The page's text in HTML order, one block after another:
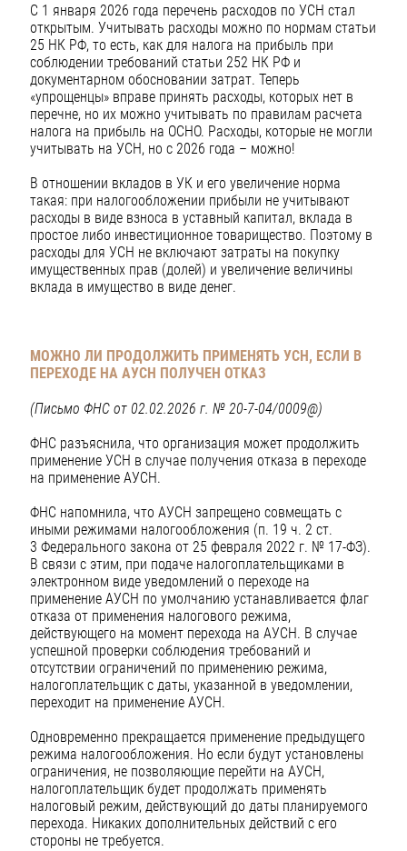
С 1 января 2026 года перечень расходов по УСН стал
открытым. Учитывать расходы можно по нормам статьи
25 НК РФ, то есть, как для налога на прибыль при
соблюдении требований статьи 252 НК РФ и
документарном обосновании затрат. Теперь
«упрощенцы» вправе принять расходы, которых нет в
перечне, но их можно учитывать по правилам расчета
налога на прибыль на ОСНО. Расходы, которые не могли
учитывать на УСН, но с 2026 года – можно!
В отношении вкладов в УК и его увеличение норма
такая: при налогообложении прибыли не учитывают
расходы в виде взноса в уставный капитал, вклада в
простое либо инвестиционное товарищество. Поэтому в
расходы для УСН не включают затраты на покупку
имущественных прав (долей) и увеличение величины
вклада в имущество в виде денег.
МОЖНО ЛИ ПРОДОЛЖИТЬ ПРИМЕНЯТЬ УСН, ЕСЛИ В
ПЕРЕХОДЕ НА АУСН ПОЛУЧЕН ОТКАЗ
(Письмо ФНС от 02.02.2026 г. № 20-7-04/0009@)
ФНС разъяснила, что организация может продолжить
применение УСН в случае получения отказа в переходе
на применение АУСН.
ФНС напомнила, что АУСН запрещено совмещать с
иными режимами налогообложения (п. 19 ч. 2 ст.
3 Федерального закона от 25 февраля 2022 г. № 17-ФЗ).
В связи с этим, при подаче налогоплательщиками в
электронном виде уведомлений о переходе на
применение АУСН по умолчанию устанавливается флаг
отказа от применения налогового режима,
действующего на момент перехода на АУСН. В случае
успешной проверки соблюдения требований и
отсутствии ограничений по применению режима,
налогоплательщик с даты, указанной в уведомлении,
переходит на применение АУСН.
Одновременно прекращается применение предыдущего
режима налогообложения. Но если будут установлены
ограничения, не позволяющие перейти на АУСН,
налогоплательщик будет продолжать применять
налоговый режим, действующий до даты планируемого
перехода. Никаких дополнительных действий с его
стороны не требуется.